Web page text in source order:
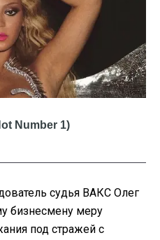
судья ВАКС Олег
бизнесмену меру
под стражей с